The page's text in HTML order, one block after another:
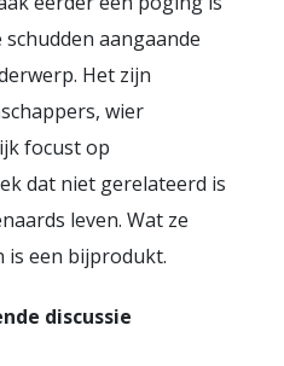
aangaande
Het zijn
wier
focust op
dat niet gerelateerd is
leven. Wat ze
is een bijprodukt.
discussie